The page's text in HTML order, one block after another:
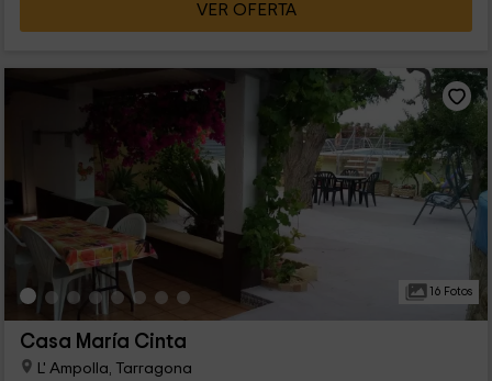
VER OFERTA
16 Fotos
Casa María Cinta
L' Ampolla, Tarragona